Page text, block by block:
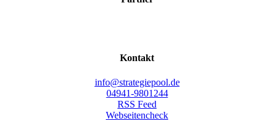
Kon­takt
info@strategiepool.de
04941-9801244
RSS Feed
Webseitencheck